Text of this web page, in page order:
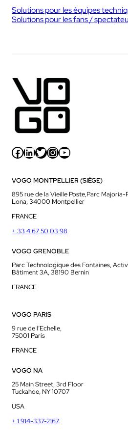
Solutions pour les équipes
Solutions pour les fans /
Facebook LinkedIn Twitter InstagramYouTube
VOGO MONTPELLIER (SIÈGE)
895 rue de la Vieille Poste,Parc Majoria-
Lona, 34000 Montpellier
FRANCE
+ 33 4 67 50 03 98
VOGO GRENOBLE
Parc Technologique des Fontaines,
Bâtiment 3A, 38190 Bernin
FRANCE
VOGO PARIS
9 rue de l’Echelle,
75001 Paris
FRANCE
VOGO NA
25 Main Street, 3rd Floor
Tuckahoe, NY 10707
USA
+ 1 914-337-2167